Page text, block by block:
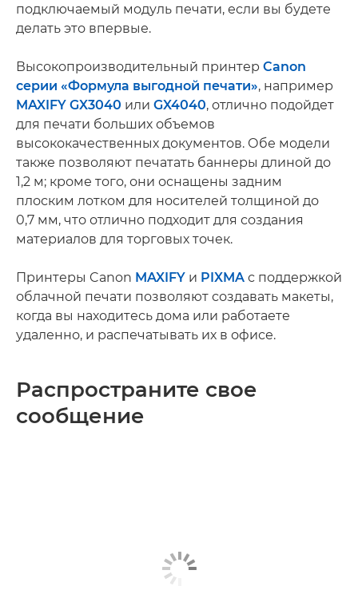
подключаемый модуль печати, если вы будете
делать это впервые.
Высокопроизводительный принтер Canon
серии «Формула выгодной печати», например
MAXIFY GX3040 или GX4040, отлично подойдет
для печати больших объемов
высококачественных документов. Обе модели
также позволяют печатать баннеры длиной до
1,2 м; кроме того, они оснащены задним
плоским лотком для носителей толщиной до
0,7 мм, что отлично подходит для создания
материалов для торговых точек.
Принтеры Canon MAXIFY и PIXMA с поддержкой
облачной печати позволяют создавать макеты,
когда вы находитесь дома или работаете
удаленно, и распечатывать их в офисе.
Распространите свое
сообщение